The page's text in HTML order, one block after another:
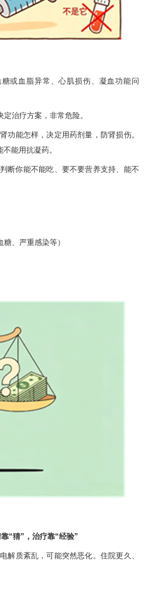
或血脂异常、心肌损伤、凝血功能问
治疗方案，非常危险。
功能怎样，决定用药剂量，防肾损伤。
能用抗凝药。
你能不能吃、要不要营养支持、能不
、严重感染等）
“猜”，治疗靠“经验”
解质紊乱，可能突然恶化。住院更久、